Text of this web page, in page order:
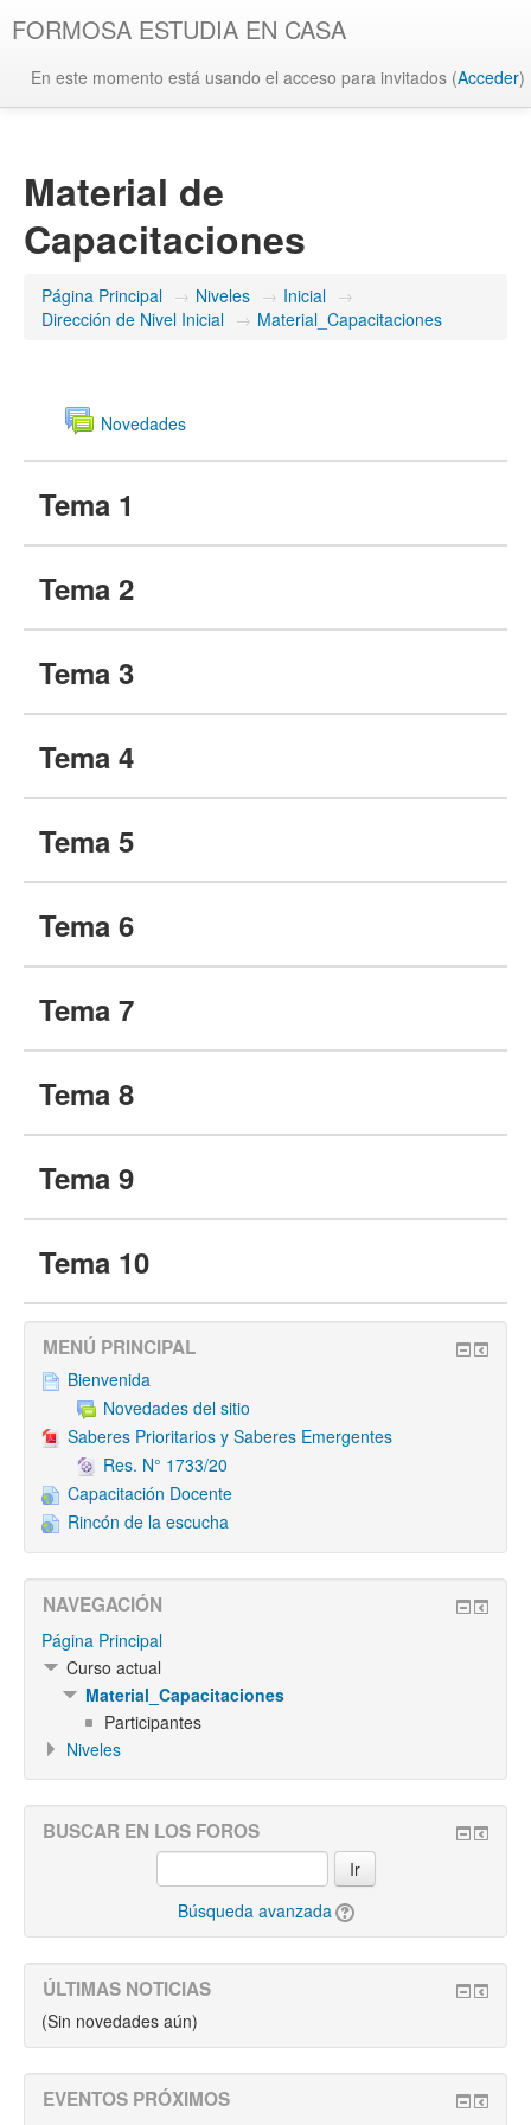
FORMOSA ESTUDIA EN CASA
En este momento está usando el acceso para invitados (Acceder)
Material de
Capacitaciones
Página Principal → Niveles → Inicial →
Dirección de Nivel Inicial → Material_Capacitaciones
Novedades
Tema 1
Tema 2
Tema 3
Tema 4
Tema 5
Tema 6
Tema 7
Tema 8
Tema 9
Tema 10
MENÚ PRINCIPAL
Bienvenida
Novedades del sitio
Saberes Prioritarios y Saberes Emergentes
Res. N° 1733/20
Capacitación Docente
Rincón de la escucha
NAVEGACIÓN
Página Principal
Curso actual
Material_Capacitaciones
Participantes
Niveles
BUSCAR EN LOS FOROS
Ir
Búsqueda avanzada
ÚLTIMAS NOTICIAS
(Sin novedades aún)
EVENTOS PRÓXIMOS